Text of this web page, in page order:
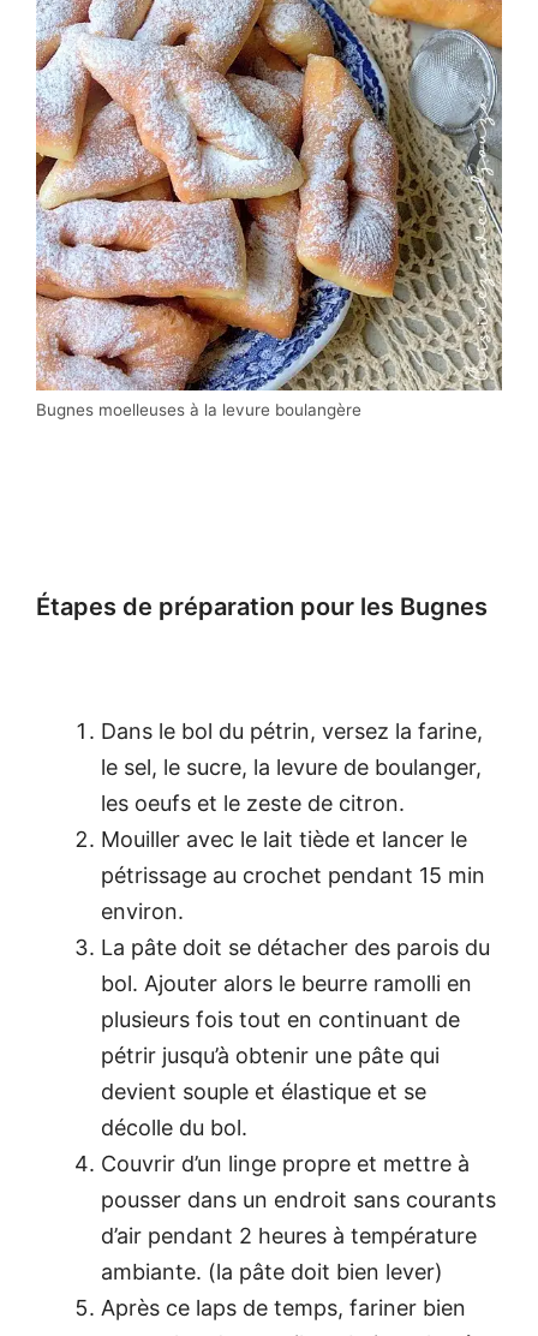
Bugnes moelleuses à la levure boulangère
Étapes de préparation pour les Bugnes
Dans le bol du pétrin, versez la farine,
le sel, le sucre, la levure de boulanger,
les oeufs et le zeste de citron.
Mouiller avec le lait tiède et lancer le
pétrissage au crochet pendant 15 min
environ.
La pâte doit se détacher des parois du
bol. Ajouter alors le beurre ramolli en
plusieurs fois tout en continuant de
pétrir jusqu’à obtenir une pâte qui
devient souple et élastique et se
décolle du bol.
Couvrir d’un linge propre et mettre à
pousser dans un endroit sans courants
d’air pendant 2 heures à température
ambiante. (la pâte doit bien lever)
Après ce laps de temps, fariner bien